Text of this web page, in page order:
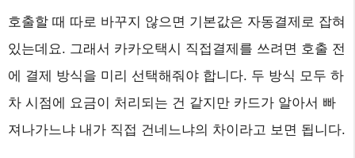
호출할 때 따로 바꾸지 않으면 기본값은 자동결제로 잡혀
있는데요. 그래서 카카오택시 직접결제를 쓰려면 호출 전
에 결제 방식을 미리 선택해줘야 합니다. 두 방식 모두 하
차 시점에 요금이 처리되는 건 같지만 카드가 알아서 빠
져나가느냐 내가 직접 건네느냐의 차이라고 보면 됩니다.